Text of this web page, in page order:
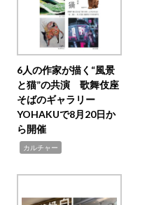
6人の作家が描く“風景
と猫”の共演 歌舞伎座
そばのギャラリー
YOHAKUで8月20日か
ら開催
カルチャー